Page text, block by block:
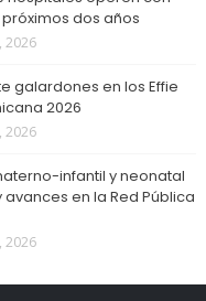
dos años
2026
galardones en los Effie
2026
2026
infantil y neonatal
en la Red Pública
2026